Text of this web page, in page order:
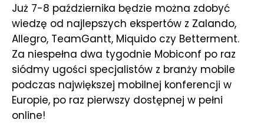
Już 7-8 października będzie można zdobyć
wiedzę od najlepszych ekspertów z Zalando,
Allegro, TeamGantt, Miquido czy Betterment.
Za niespełna dwa tygodnie Mobiconf po raz
siódmy ugości specjalistów z branży mobile
podczas największej mobilnej konferencji w
Europie, po raz pierwszy dostępnej w pełni
online!